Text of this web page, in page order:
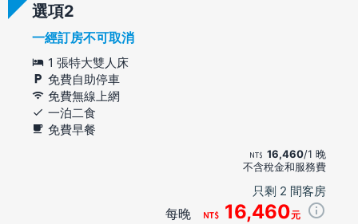
選項
一經訂房不可取消
1 張特大雙人床
免費自助停車
免費無線上網
一泊二食
免費早餐
16,460/1 晚
不含稅金和服務費
只剩 2 間客房
每晚 16,460元